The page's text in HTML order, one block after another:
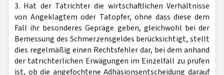
3. Hat der Tatrichter die wirtschaftlichen Verhältnisse
von Angeklagtem oder Tatopfer, ohne dass diese dem
Fall ihr besonderes Gepräge geben, gleichwohl bei der
Bemessung des Schmerzensgeldes berücksichtigt, stellt
dies regelmäßig einen Rechtsfehler dar, bei dem anhand
der tatrichterlichen Erwägungen im Einzelfall zu prüfen
ist, ob die angefochtene Adhäsionsentscheidung darauf